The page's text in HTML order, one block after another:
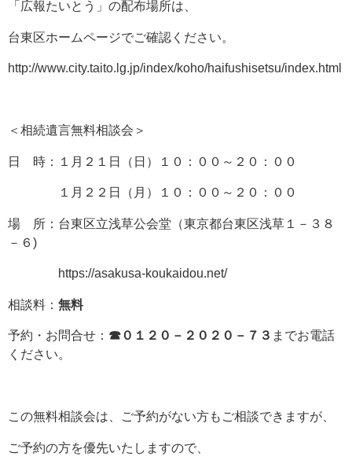
「広報たいとう」の配布場所は、
台東区ホームページでご確認ください。
http://www.city.taito.lg.jp/index/koho/haifushisetsu/index.html
＜相続遺言無料相談会＞
日 時：１月２１日（日）１０：００～２０：００
１月２２日（月）１０：００～２０：００
場 所：台東区立浅草公会堂（東京都台東区浅草１－３８
－６)
https://asakusa-koukaidou.net/
相談料： 無料
予約・お問合せ： ☎０１２０－２０２０－７３ までお電話
ください。
この無料相談会は、ご予約がない方もご相談できますが、
ご予約の方を優先いたしますので、